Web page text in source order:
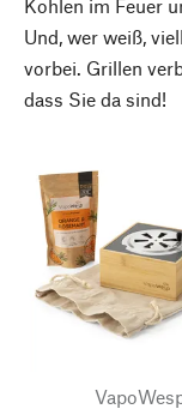
Kohlen im Feuer
Und, wer weiß,
vorbei. Grillen
dass Sie da sind!